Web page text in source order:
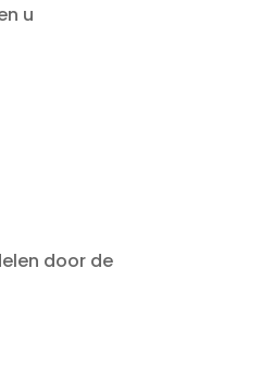
u
door de